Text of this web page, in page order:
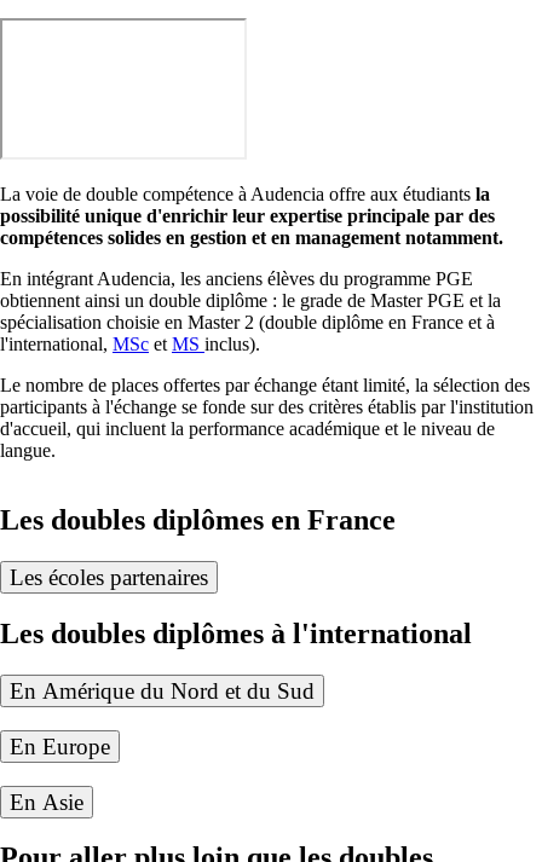
La voie de double compétence à Audencia offre aux étudiants la
possibilité unique d'enrichir leur expertise principale par des
compétences solides en gestion et en management notamment.
En intégrant Audencia, les anciens élèves du programme PGE
obtiennent ainsi un double diplôme : le grade de Master PGE et la
spécialisation choisie en Master 2 (double diplôme en France et à
l'international, MSc et MS inclus).
Le nombre de places offertes par échange étant limité, la sélection des
participants à l'échange se fonde sur des critères établis par l'institution
d'accueil, qui incluent la performance académique et le niveau de
langue.
Les doubles diplômes en France
Les écoles partenaires
Les doubles diplômes à l'international
En Amérique du Nord et du Sud
En Europe
En Asie